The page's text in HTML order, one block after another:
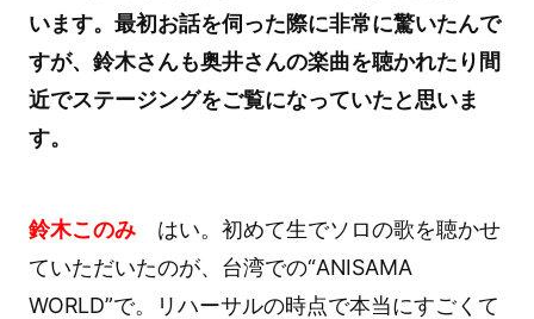
います。最初お話を伺った際に非常に驚いたんで
すが、鈴木さんも奥井さんの楽曲を聴かれたり間
近でステージングをご覧になっていたと思いま
す。
鈴木このみはい。初めて生でソロの歌を聴かせ
ていただいたのが、台湾での“ANISAMA
WORLD”で。リハーサルの時点で本当にすごくて